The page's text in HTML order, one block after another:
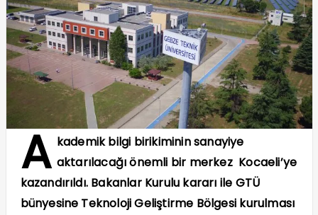
A kademik bilgi birikiminin sanayiye
aktarılacağı önemli bir merkez Kocaeli’ye
kazandırıldı. Bakanlar Kurulu kararı ile GTÜ
bünyesine Teknoloji Geliştirme Bölgesi kurulması